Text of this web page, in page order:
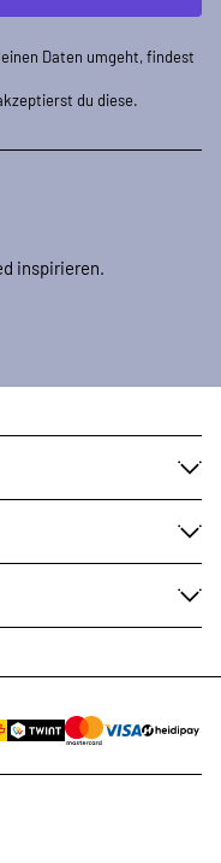
Daten umgeht, findest
du diese.
inspirieren.